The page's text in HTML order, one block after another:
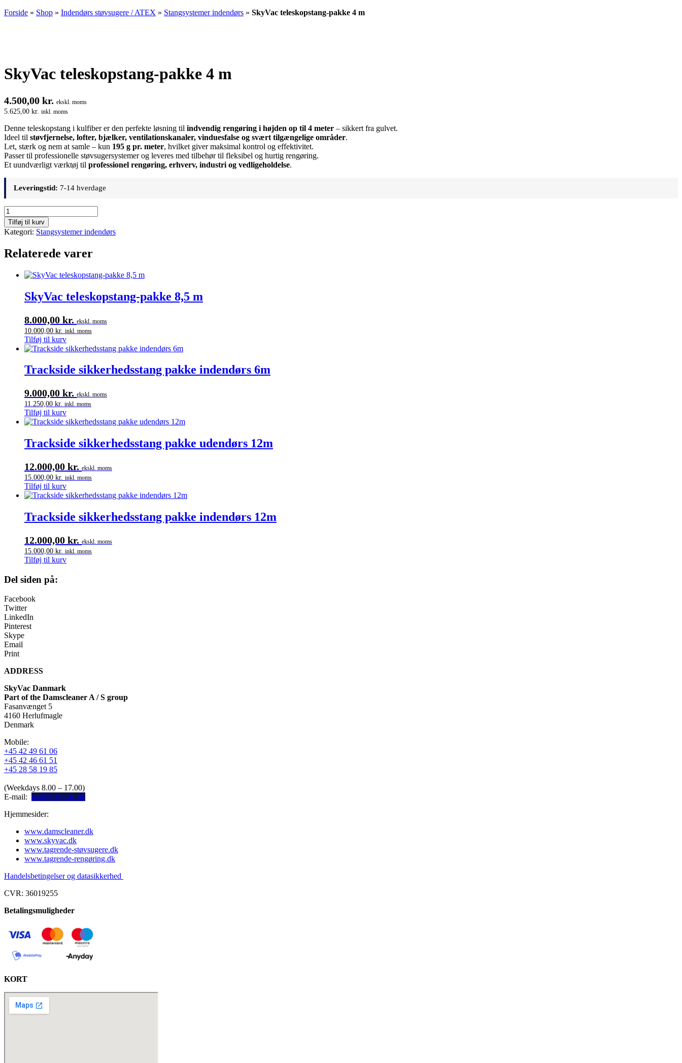
Forside » Shop » Indendørs støvsugere / ATEX » Stangsystemer indendørs » SkyVac teleskopstang-pakke 4 m
SkyVac teleskopstang-pakke 4 m
4.500,00 kr. ekskl. moms
5.625,00 kr. inkl. moms
Denne teleskopstang i kulfiber er den perfekte løsning til indvendig rengøring i højden op til 4 meter – sikkert fra gulvet.
Ideel til støvfjernelse, lofter, bjælker, ventilationskanaler, vinduesfalse og svært tilgængelige områder.
Let, stærk og nem at samle – kun 195 g pr. meter, hvilket giver maksimal kontrol og effektivitet.
Passer til professionelle støvsugersystemer og leveres med tilbehør til fleksibel og hurtig rengøring.
Et uundværligt værktøj til professionel rengøring, erhverv, industri og vedligeholdelse.
Leveringstid: 7-14 hverdage
SkyVac
teleskopstang-
pakke
4
antal
Tilføj til kurv
Kategori: Stangsystemer indendørs
Relaterede varer
SkyVac teleskopstang-pakke 8,5 m
8.000,00 kr. ekskl. moms
10.000,00 kr. inkl. moms
Tilføj til kurv
Trackside sikkerhedsstang pakke indendørs 6m
9.000,00 kr. ekskl. moms
11.250,00 kr. inkl. moms
Tilføj til kurv
Trackside sikkerhedsstang pakke udendørs 12m
12.000,00 kr. ekskl. moms
15.000,00 kr. inkl. moms
Tilføj til kurv
Trackside sikkerhedsstang pakke indendørs 12m
12.000,00 kr. ekskl. moms
15.000,00 kr. inkl. moms
Tilføj til kurv
Del siden på:
Facebook
Twitter
LinkedIn
Pinterest
Skype
Email
Print
ADDRESS
SkyVac Danmark
Part of the Damscleaner A / S group
Fasanvænget 5
4160 Herlufmagle
Denmark
Mobile:
+45 42 49 61 06
+45 42 46 61 51
+45 28 58 19 85
(Weekdays 8.00 – 17.00)
E-mail: mail@skyvac.dk
Hjemmesider:
www.damscleaner.dk
www.skyvac.dk
www.tagrende-støvsugere.dk
www.tagrende-rengøring.dk
Handelsbetingelser og datasikkerhed
CVR: 36019255
Betalingsmuligheder
KORT